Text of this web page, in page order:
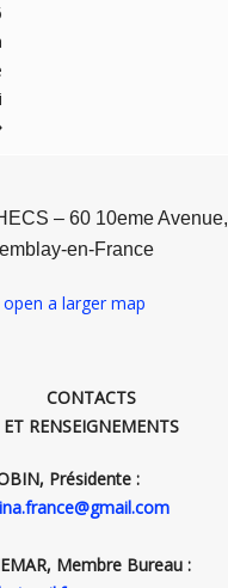
– 60 10eme Avenue,
en-France
CONTACTS
ET RENSEIGNEMENTS
Présidente :
Membre Bureau :